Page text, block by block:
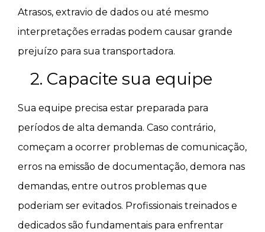
Atrasos, extravio de dados ou até mesmo
interpretações erradas podem causar grande
prejuízo para sua transportadora.
2. Capacite sua equipe
Sua equipe precisa estar preparada para
períodos de alta demanda. Caso contrário,
começam a ocorrer problemas de comunicação,
erros na emissão de documentação, demora nas
demandas, entre outros problemas que
poderiam ser evitados. Profissionais treinados e
dedicados são fundamentais para enfrentar